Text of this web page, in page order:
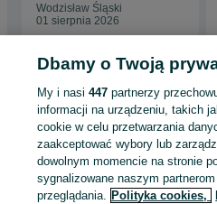
Wodzisław Śląski
01 sierpnia 2026
Strona główna Antyki i Kolekcje
i okręty - Łódzkie
Statki i okręty -
KATEGORIA
Dbamy o Twoją
My i nasi447 partnerzy
informacji na urządzeniu, takich
cookie w celu przetwarzania
zaakceptować wybory lub
dowolnym momencie na stronie
sygnalizowane naszym
przeglądania. Polityka cookies,